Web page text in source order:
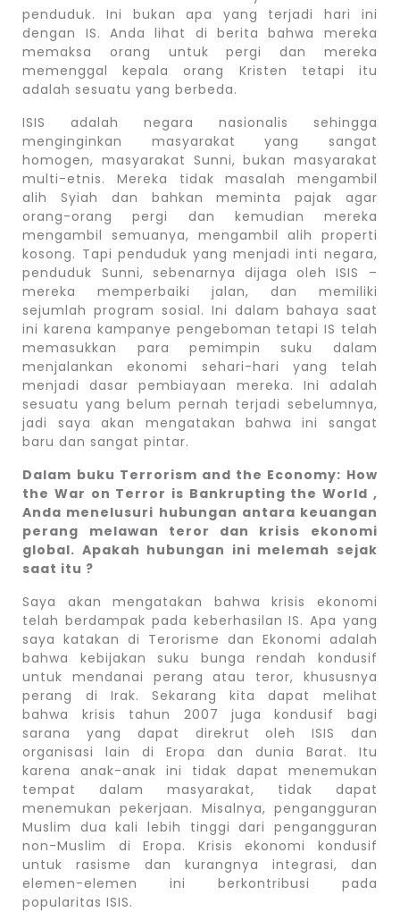
penduduk. Ini bukan apa yang terjadi hari ini
dengan IS. Anda lihat di berita bahwa mereka
memaksa orang untuk pergi dan mereka
memenggal kepala orang Kristen tetapi itu
adalah sesuatu yang berbeda.
ISIS adalah negara nasionalis sehingga
menginginkan masyarakat yang sangat
homogen, masyarakat Sunni, bukan masyarakat
multi-etnis. Mereka tidak masalah mengambil
alih Syiah dan bahkan meminta pajak agar
orang-orang pergi dan kemudian mereka
mengambil semuanya, mengambil alih properti
kosong. Tapi penduduk yang menjadi inti negara,
penduduk Sunni, sebenarnya dijaga oleh ISIS –
mereka memperbaiki jalan, dan memiliki
sejumlah program sosial. Ini dalam bahaya saat
ini karena kampanye pengeboman tetapi IS telah
memasukkan para pemimpin suku dalam
menjalankan ekonomi sehari-hari yang telah
menjadi dasar pembiayaan mereka. Ini adalah
sesuatu yang belum pernah terjadi sebelumnya,
jadi saya akan mengatakan bahwa ini sangat
baru dan sangat pintar.
Dalam buku Terrorism and the Economy: How
the War on Terror is Bankrupting the World ,
Anda menelusuri hubungan antara keuangan
perang melawan teror dan krisis ekonomi
global. Apakah hubungan ini melemah sejak
saat itu ?
Saya akan mengatakan bahwa krisis ekonomi
telah berdampak pada keberhasilan IS. Apa yang
saya katakan di Terorisme dan Ekonomi adalah
bahwa kebijakan suku bunga rendah kondusif
untuk mendanai perang atau teror, khususnya
perang di Irak. Sekarang kita dapat melihat
bahwa krisis tahun 2007 juga kondusif bagi
sarana yang dapat direkrut oleh ISIS dan
organisasi lain di Eropa dan dunia Barat. Itu
karena anak-anak ini tidak dapat menemukan
tempat dalam masyarakat, tidak dapat
menemukan pekerjaan. Misalnya, pengangguran
Muslim dua kali lebih tinggi dari pengangguran
non-Muslim di Eropa. Krisis ekonomi kondusif
untuk rasisme dan kurangnya integrasi, dan
elemen-elemen ini berkontribusi pada
popularitas ISIS.